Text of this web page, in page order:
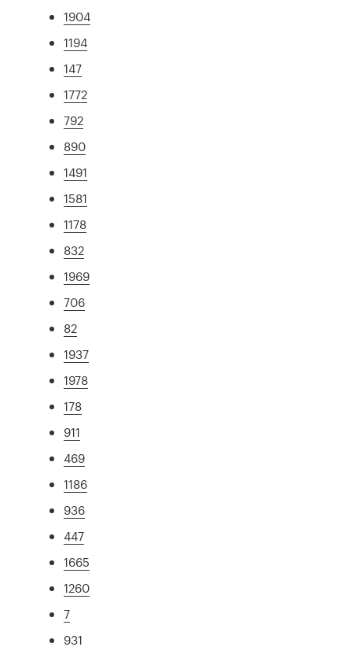
1904
1194
147
1772
792
890
1491
1581
1178
832
1969
706
82
1937
1978
178
911
469
1186
936
447
1665
1260
7
931